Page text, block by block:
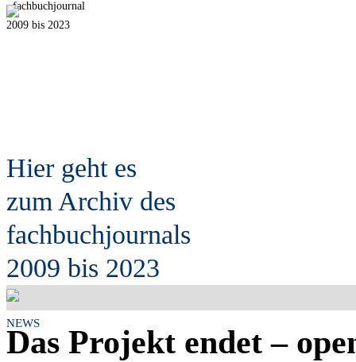
fachbuchjournal
2009 bis 2023
Hier geht es
zum Archiv des
fachbuchjournals
2009 bis 2023
NEWS
Das Projekt endet –